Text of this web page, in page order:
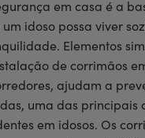
em casa é a
um idoso possa viver
Elementos
de corrimãos
ajudam a
uma das principais
em idosos. Os